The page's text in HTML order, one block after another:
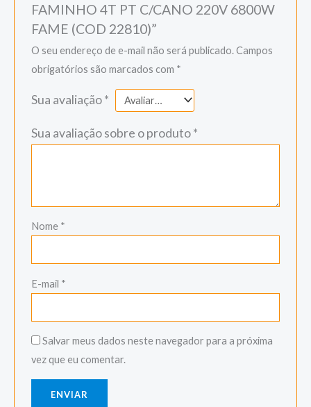
FAMINHO 4T PT C/CANO 220V 6800W
FAME (COD 22810)”
O seu endereço de e-mail não será publicado.Campos
obrigatórios são marcados com *
Sua avaliação*
Sua avaliação sobre o produto*
Nome *
E-mail *
Salvar meus dados neste navegador para a próxima
vez que eu comentar.